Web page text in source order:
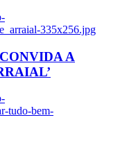
335x256.jpg
A
tudo-bem-